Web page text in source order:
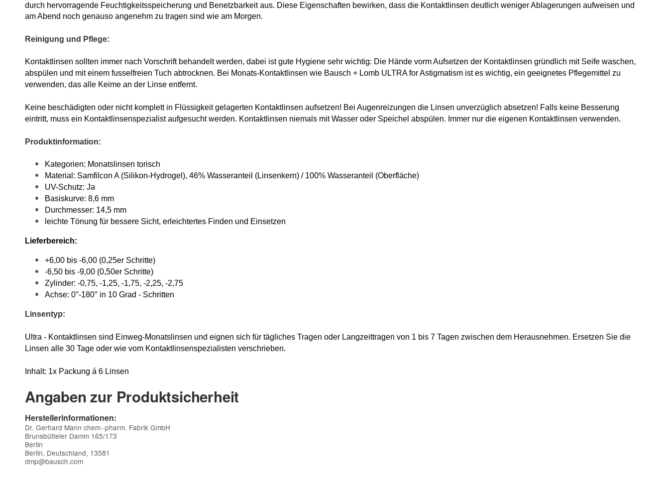
durch hervorragende Feuchtigkeitsspeicherung und Benetzbarkeit aus. Diese Eigenschaften bewirken, dass die Kontaktlinsen deutlich weniger Ablagerungen aufweisen und
am Abend noch genauso angenehm zu tragen sind wie am Morgen.
Reinigung und Pflege:
Kontaktlinsen sollten immer nach Vorschrift behandelt werden, dabei ist gute Hygiene sehr wichtig: Die Hände vorm Aufsetzen der Kontaktlinsen gründlich mit Seife waschen,
abspülen und mit einem fusselfreien Tuch abtrocknen. Bei Monats-Kontaktlinsen wie Bausch + Lomb ULTRA for Astigmatism ist es wichtig, ein geeignetes Pflegemittel zu
verwenden, das alle Keime an der Linse entfernt.
Keine beschädigten oder nicht komplett in Flüssigkeit gelagerten Kontaktlinsen aufsetzen! Bei Augenreizungen die Linsen unverzüglich absetzen! Falls keine Besserung
eintritt, muss ein Kontaktlinsenspezialist aufgesucht werden. Kontaktlinsen niemals mit Wasser oder Speichel abspülen. Immer nur die eigenen Kontaktlinsen verwenden.
Produktinformation:
Kategorien: Monatslinsen torisch
Material: Samfilcon A (Silikon-Hydrogel), 46% Wasseranteil (Linsenkern) / 100% Wasseranteil (Oberfläche)
UV-Schutz: Ja
Basiskurve: 8,6 mm
Durchmesser: 14,5 mm
leichte Tönung für bessere Sicht, erleichtertes Finden und Einsetzen
Lieferbereich:
+6,00 bis -6,00 (0,25er Schritte)
-6,50 bis -9,00 (0,50er Schritte)
Zylinder: -0,75, -1,25, -1,75, -2,25, -2,75
Achse: 0°-180° in 10 Grad - Schritten
Linsentyp:
Ultra - Kontaktlinsen sind Einweg-Monatslinsen und eignen sich für tägliches Tragen oder Langzeittragen von 1 bis 7 Tagen zwischen dem Herausnehmen. Ersetzen Sie die
Linsen alle 30 Tage oder wie vom Kontaktlinsenspezialisten verschrieben.
Inhalt: 1x Packung á 6 Linsen
Angaben zur Produktsicherheit
Herstellerinformationen:
Dr. Gerhard Mann chem.-pharm. Fabrik GmbH
Brunsbütteler Damm 165/173
Berlin
Berlin, Deutschland, 13581
dmp@bausch.com